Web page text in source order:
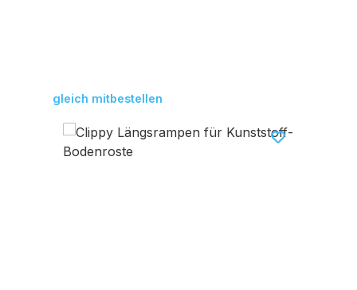
Produktgalerie überspringen
gleich mitbestellen